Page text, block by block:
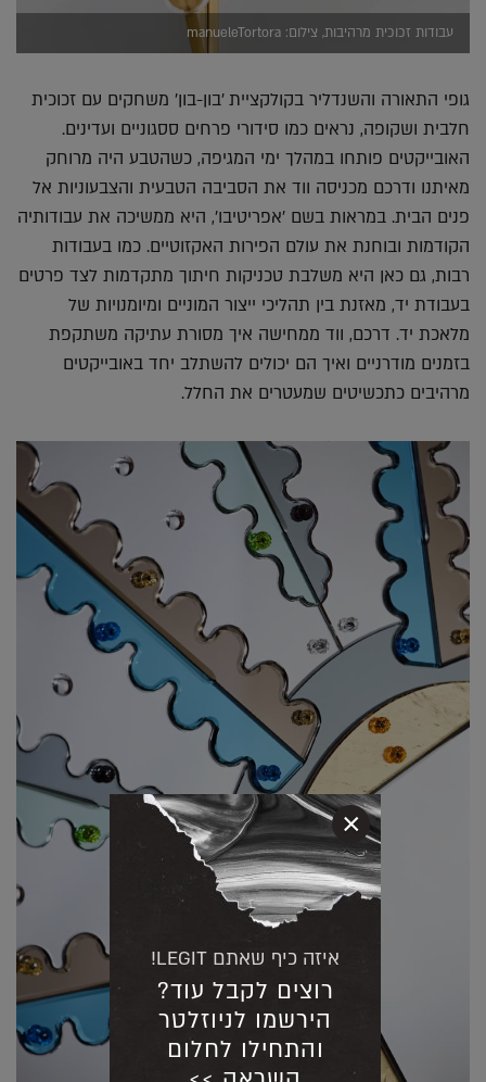
עבודות זכוכית מרהיבות, צילום: manueleTortora
גופי התאורה והשנדליר בקולקציית 'בון-בון' משחקים עם זכוכית
חלבית ושקופה, נראים כמו סידורי פרחים ססגוניים ועדינים.
האובייקטים פותחו במהלך ימי המגיפה, כשהטבע היה מרוחק
מאיתנו ודרכם מכניסה ווד את הסביבה הטבעית והצבעוניות אל
פנים הבית. במראות בשם 'אפריטיבו', היא ממשיכה את עבודותיה
הקודמות ובוחנת את עולם הפירות האקזוטיים. כמו בעבודות
רבות, גם כאן היא משלבת טכניקות חיתוך מתקדמות לצד פרטים
בעבודת יד, מאזנת בין תהליכי ייצור המוניים ומיומנויות של
מלאכת יד. דרכם, ווד ממחישה איך מסורת עתיקה משתקפת
בזמנים מודרניים ואיך הם יכולים להשתלב יחד באובייקטים
מרהיבים כתכשיטים שמעטרים את החלל.
איזה כיף שאתם LEGIT!
רוצים לקבל עוד?
הירשמו לניוזלטר
והתחילו לחלום
×